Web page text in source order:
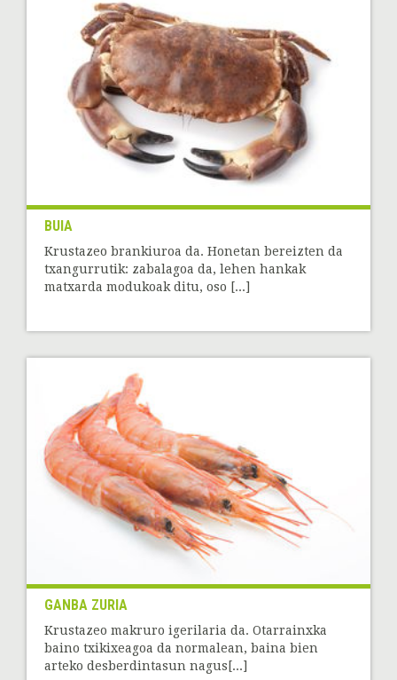
BUIA
Krustazeo brankiuroa da. Honetan bereizten da
txangurrutik: zabalagoa da, lehen hankak
matxarda modukoak ditu, oso [...]
GANBA ZURIA
Krustazeo makruro igerilaria da. Otarrainxka
baino txikixeagoa da normalean, baina bien
arteko desberdintasun nagus[...]